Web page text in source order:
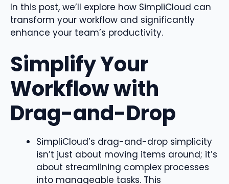
In this post, we’ll explore how SimpliCloud can
transform your workflow and significantly
enhance your team’s productivity.
Simplify Your
Workflow with
Drag-and-Drop
SimpliCloud’s drag-and-drop simplicity
isn’t just about moving items around; it’s
about streamlining complex processes
into manageable tasks. This